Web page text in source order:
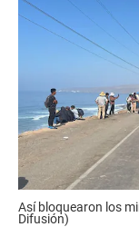
Así bloquearon los
Difusión)